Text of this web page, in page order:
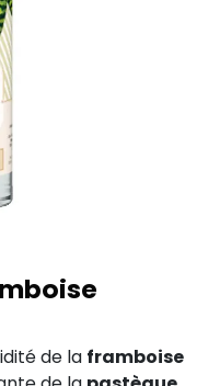
de la framboise